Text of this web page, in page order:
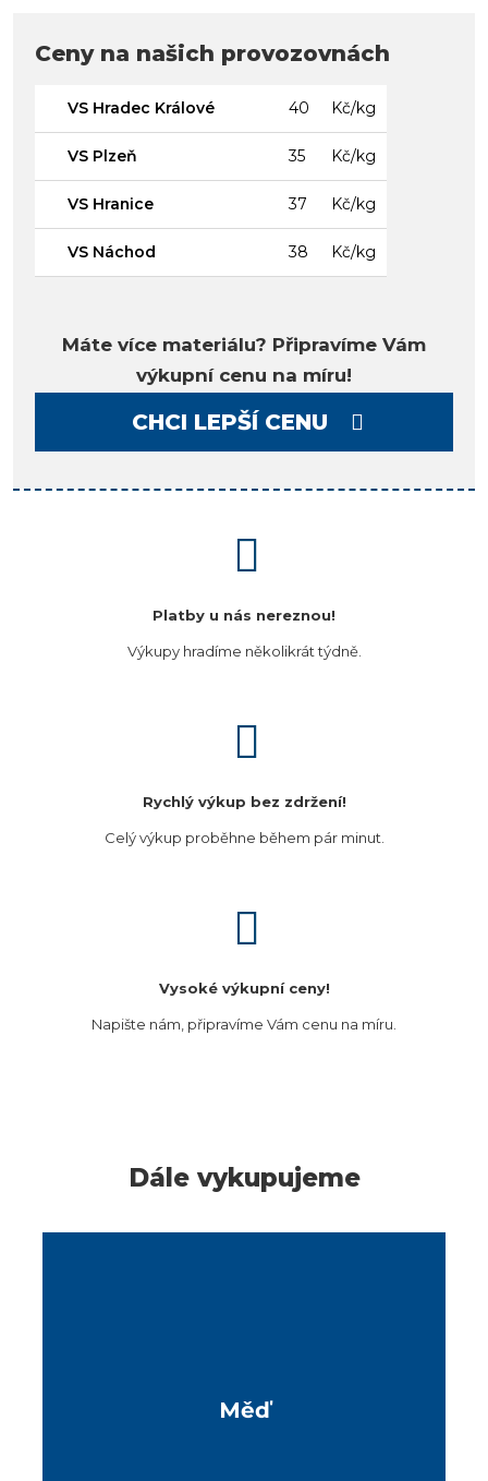
Ceny na našich provozovnách
VS Hradec Králové 40 Kč/kg
VS Plzeň 35 Kč/kg
VS Hranice 37 Kč/kg
VS Náchod 38 Kč/kg
Máte více materiálu? Připravíme Vám
výkupní cenu na míru!
CHCI LEPŠÍ CENU
Platby u nás nereznou!
Výkupy hradíme několikrát týdně.
Rychlý výkup bez zdržení!
Celý výkup proběhne během pár minut.
Vysoké výkupní ceny!
Napište nám, připravíme Vám cenu na míru.
Dále vykupujeme
Měď